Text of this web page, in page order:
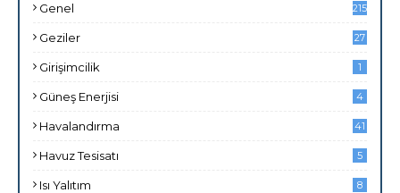
Genel 215
Geziler 27
Girişimcilik 1
Güneş Enerjisi 4
Havalandırma 41
Havuz Tesisatı 5
Isı Yalıtım 8